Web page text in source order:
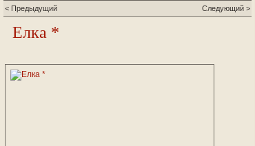
< Предыдущий Следующий >
Елка *